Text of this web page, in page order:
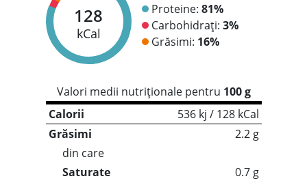
128
kCal
Proteine: 81%
Carbohidrați: 3%
Grăsimi: 16%
Valori medii nutriționale pentru 100 g
Calorii
536 kj / 128 kCal
Grăsimi
2.2 g
din care
Saturate
0.7 g